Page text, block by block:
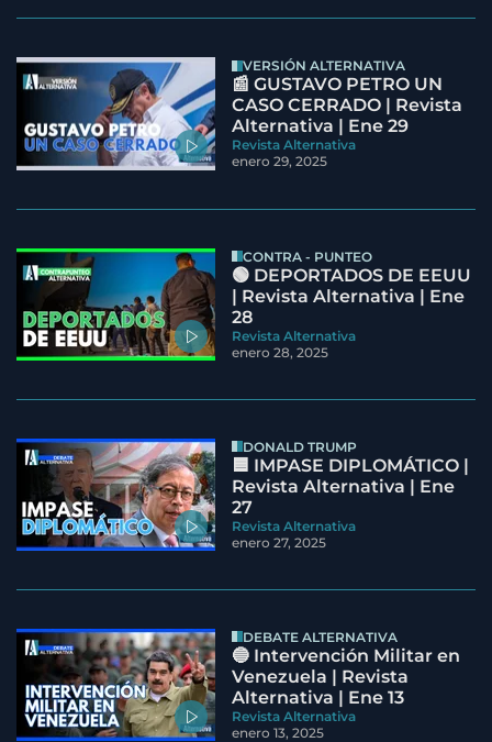
VERSIÓN ALTERNATIVA
📰 GUSTAVO PETRO UN
CASO CERRADO | Revista
Alternativa | Ene 29
Revista Alternativa
enero 29, 2025
CONTRA - PUNTEO
🟢 DEPORTADOS DE EEUU
| Revista Alternativa | Ene
28
Revista Alternativa
enero 28, 2025
DONALD TRUMP
🟦 IMPASE DIPLOMÁTICO |
Revista Alternativa | Ene
27
Revista Alternativa
enero 27, 2025
DEBATE ALTERNATIVA
🔵 Intervención Militar en
Venezuela | Revista
Alternativa | Ene 13
Revista Alternativa
enero 13, 2025